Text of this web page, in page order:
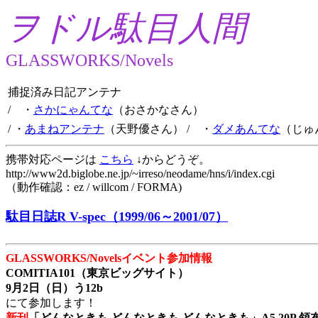
ヲドル駄目人間
GLASSWORKS/Novels
捕捉済み日記アンテナ
/ ・ さかにゃんてな （おさかなさん）
/ ・ あまねアンテナ （天野優さん） / ・ ダメあんてな （じ
携帯対応ページは こちら ↓からどうぞ。
http://www2d.biglobe.ne.jp/~irreso/neodame/hns/i/index.cgi
（動作確認：ez / willcom / FORMA)
駄目日誌R V-spec（1999/06～2001/07）
GLASSWORKS/Novelsイベント参加情報
COMITIA101（東京ビッグサイト）
9月2日（日）う12b
にて参加します！